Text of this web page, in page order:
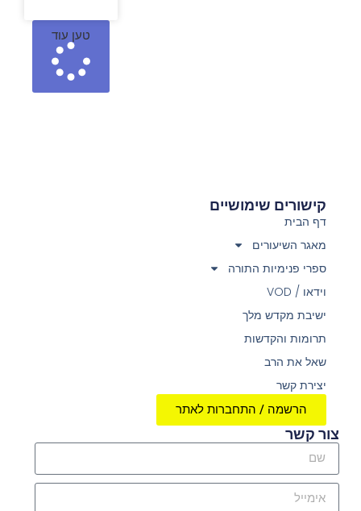
טען עוד
קישורים שימושיים
דף הבית
מאגר השיעורים
ספרי פנימיות התורה
וידאו / VOD
ישיבת מקדש מלך
תרומות והקדשות
שאל את הרב
יצירת קשר
הרשמה / התחברות לאתר
צור קשר